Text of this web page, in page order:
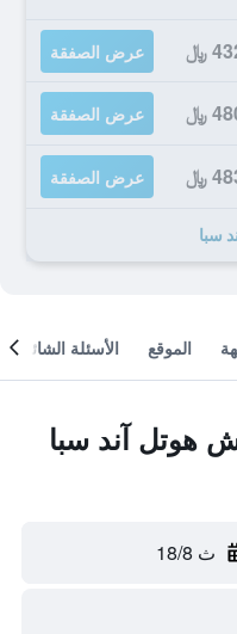
﷼ عرض الصفقة
﷼ عرض الصفقة
﷼ عرض الصفقة
الموقع الأسئلة الشائعة
هوتل آند سبا
ث 18/8